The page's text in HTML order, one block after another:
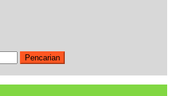
Pencarian